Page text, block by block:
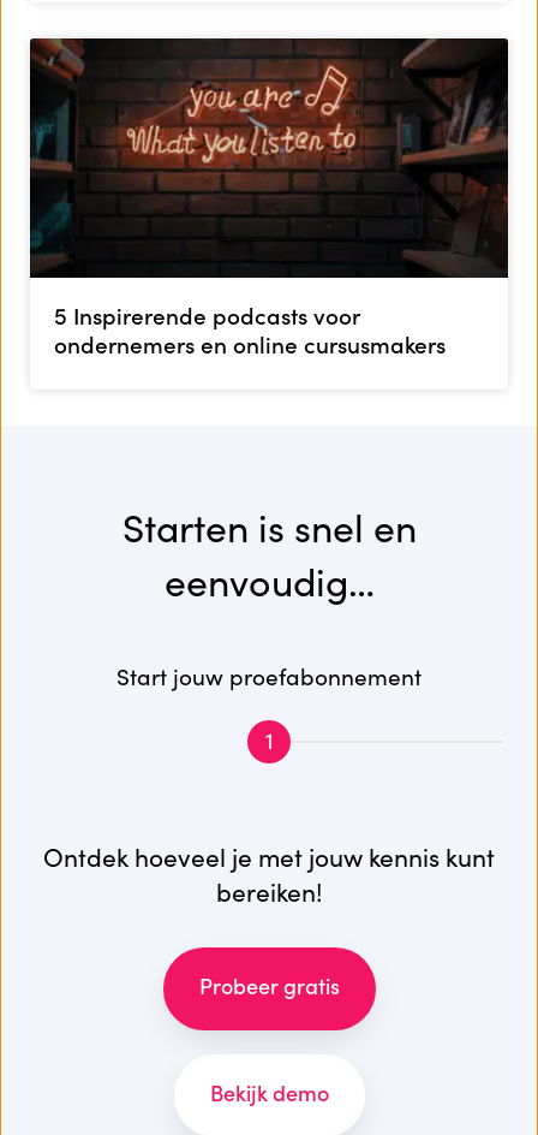
5 Inspirerende podcasts voor
ondernemers en online cursusmakers
Starten is snel en
eenvoudig…
Start jouw proefabonnement
1
Ontdek hoeveel je met jouw kennis kunt
bereiken!
Probeer gratis
Bekijk demo